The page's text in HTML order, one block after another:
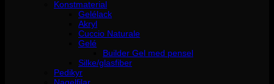
Konstmaterial
Gelélack
Akryl
Cuccio Naturale
Gelé
Builder Gel med pensel
Silke/glasfiber
Pedikyr
Nagelfilar